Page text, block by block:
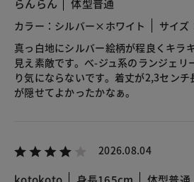
カラー：シルバー×ホワイト
サイズ
真っ白地にシルバー絵柄が程良くキラ
見え素敵です。べ-ジュ系のランジェリ
り気にならないです。着丈が2,3センチ
が隠せてよかったかなぁ。
2026.08.04